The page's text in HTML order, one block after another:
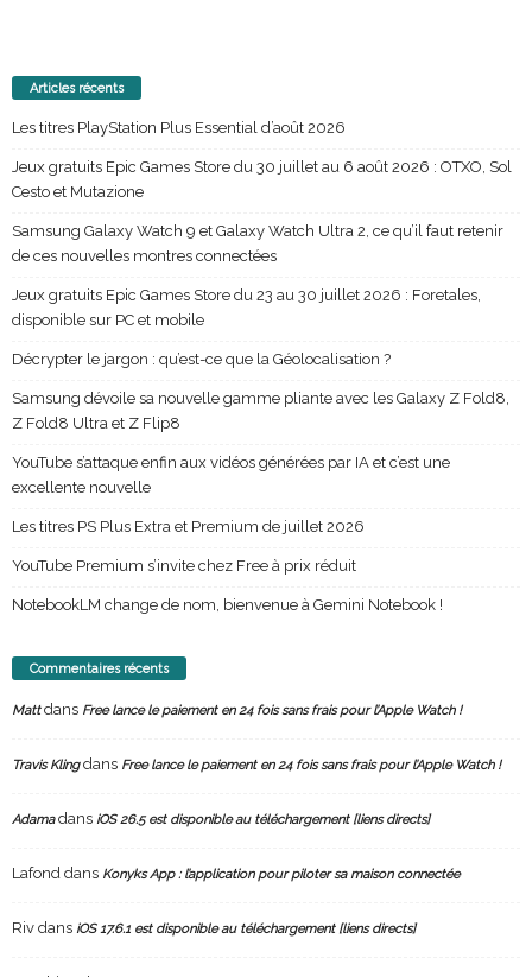
Articles récents
Les titres PlayStation Plus Essential d’août 2026
Jeux gratuits Epic Games Store du 30 juillet au 6 août 2026 : OTXO, Sol
Cesto et Mutazione
Samsung Galaxy Watch 9 et Galaxy Watch Ultra 2, ce qu’il faut retenir
de ces nouvelles montres connectées
Jeux gratuits Epic Games Store du 23 au 30 juillet 2026 : Foretales,
disponible sur PC et mobile
Décrypter le jargon : qu’est-ce que la Géolocalisation ?
Samsung dévoile sa nouvelle gamme pliante avec les Galaxy Z Fold8,
Z Fold8 Ultra et Z Flip8
YouTube s’attaque enfin aux vidéos générées par IA et c’est une
excellente nouvelle
Les titres PS Plus Extra et Premium de juillet 2026
YouTube Premium s’invite chez Free à prix réduit
NotebookLM change de nom, bienvenue à Gemini Notebook !
Commentaires récents
Mattdans Free lance le paiement en 24 fois sans frais pour l’Apple Watch !
Travis Klingdans Free lance le paiement en 24 fois sans frais pour l’Apple Watch !
Adamadans iOS 26.5 est disponible au téléchargement [liens directs]
Lafond dans Konyks App : l’application pour piloter sa maison connectée
Riv dans iOS 17.6.1 est disponible au téléchargement [liens directs]